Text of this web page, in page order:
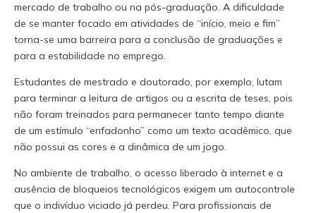
mercado de trabalho ou na pós-graduação. A dificuldade
de se manter focado em atividades de “início, meio e fim”
torna-se uma barreira para a conclusão de graduações e
para a estabilidade no emprego.
Estudantes de mestrado e doutorado, por exemplo, lutam
para terminar a leitura de artigos ou a escrita de teses, pois
não foram treinados para permanecer tanto tempo diante
de um estímulo “enfadonho” como um texto acadêmico, que
não possui as cores e a dinâmica de um jogo.
No ambiente de trabalho, o acesso liberado à internet e a
ausência de bloqueios tecnológicos exigem um autocontrole
que o indivíduo viciado já perdeu. Para profissionais de